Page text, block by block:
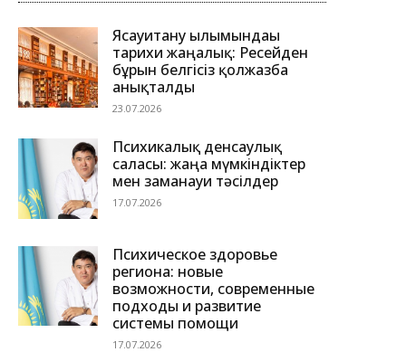
Ясауитану ғылымындағы
тарихи жаңалық: Ресейден
бұрын белгісіз қолжазба
анықталды
23.07.2026
Психикалық денсаулық
саласы: жаңа мүмкіндіктер
мен заманауи тәсілдер
17.07.2026
Психическое здоровье
региона: новые
возможности, современные
подходы и развитие
системы помощи
17.07.2026